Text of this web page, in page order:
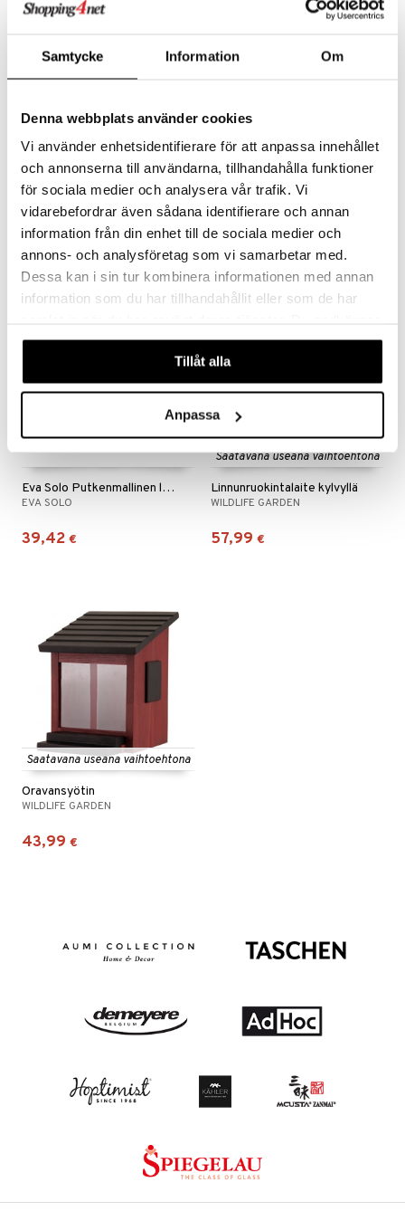
Samtycke Information Om
Denna webbplats använder cookies
Vi använder enhetsidentifierare för att anpassa innehållet
och annonserna till användarna, tillhandahålla funktioner
för sociala medier och analysera vår trafik. Vi
vidarebefordrar även sådana identifierare och annan
information från din enhet till de sociala medier och
annons- och analysföretag som vi samarbetar med.
Dessa kan i sin tur kombinera informationen med annan
information som du har tillhandahållit eller som de har
våra cookies vid fortsatt användande av vår webbplats.
Tillåt alla
Anpassa
Eva Solo Lintujen ruokinta-astia 2 kpl
37,91 €
Eva Solo Lintulauta
43,22 €
Eva Solo Putkenmallinen lintulauta
EVA SOLO
39,42 €
Saatavana useana vaihtoehtona
Linnunruokintalaite kylvyllä
WILDLIFE GARDEN
57,99 €
Saatavana useana vaihtoehtona
Oravansyötin
WILDLIFE GARDEN
43,99 €